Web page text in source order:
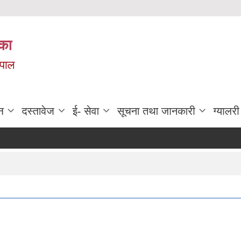
दस्तावेज ई- सेवा सूचना तथा जानकारी ग्यालरी